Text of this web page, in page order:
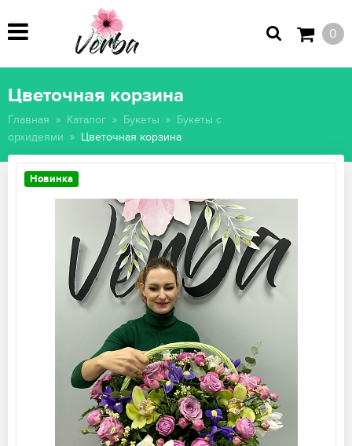
0
Цветочная корзина
Главная Каталог Букеты
Букеты с
орхидеями
Цветочная корзина
Новинка